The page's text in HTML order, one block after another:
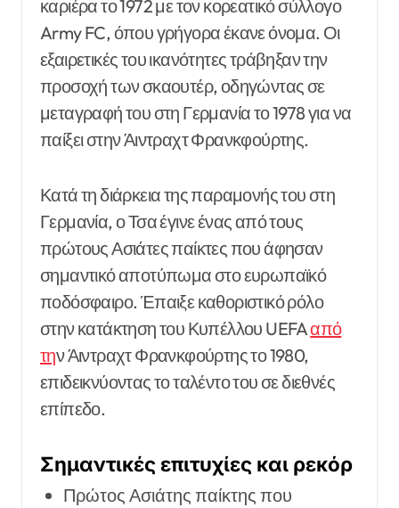
καριέρα το 1972 με τον κορεατικό σύλλογο
Army FC, όπου γρήγορα έκανε όνομα. Οι
εξαιρετικές του ικανότητες τράβηξαν την
προσοχή των σκαουτέρ, οδηγώντας σε
μεταγραφή του στη Γερμανία το 1978 για να
παίξει στην Άιντραχτ Φρανκφούρτης.
Κατά τη διάρκεια της παραμονής του στη
Γερμανία, ο Τσα έγινε ένας από τους
πρώτους Ασιάτες παίκτες που άφησαν
σημαντικό αποτύπωμα στο ευρωπαϊκό
ποδόσφαιρο. Έπαιξε καθοριστικό ρόλο
στην κατάκτηση του Κυπέλλου UEFAαπό
την Άιντραχτ Φρανκφούρτης το 1980,
επιδεικνύοντας το ταλέντο του σε διεθνές
επίπεδο.
Σημαντικές επιτυχίες και ρεκόρ
Πρώτος Ασιάτης παίκτης που